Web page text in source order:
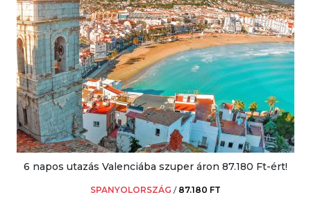
6 napos utazás Valenciába szuper áron 87.180 Ft-ért!
SPANYOLORSZÁG / 87.180 FT